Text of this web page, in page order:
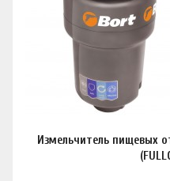
Измельчитель пищевых